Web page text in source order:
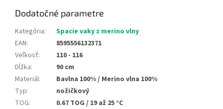
Dodatočné parametre
Kategória:
Spacie vaky z merino vlny
EAN:
8595556132371
Veľkosť:
110 - 116
Dĺžka:
90 cm
Materiál:
Bavlna 100% / Merino vlna 100%
Typ:
nožičkový
TOG:
0.67 TOG / 19 až 25 °C